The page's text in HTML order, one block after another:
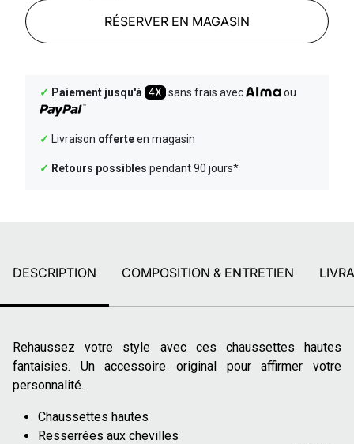
RÉSERVER EN MAGASIN
✓ Paiement jusqu'à 4X sans frais avec ou
✓ Livraison offerteen magasin
✓ Retours possibles pendant 90 jours*
DESCRIPTION COMPOSITION & ENTRETIEN
Rehaussez votre style avec ces chaussettes hautes
fantaisies. Un accessoire original pour affirmer votre
personnalité.
Chaussettes hautes
Resserrées aux chevilles